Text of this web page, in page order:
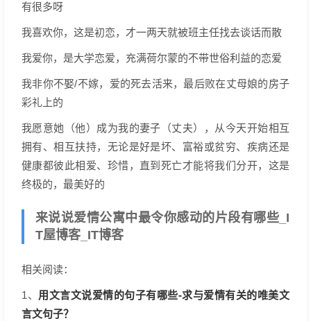
有很多呀
我喜欢你，这是初恋，才一两天就被班主任找去谈话而散
我爱你，是大学恋爱，充满荷尔蒙的不带世俗利益的恋爱
我非你不娶/不嫁，爱的死去活来，最后败在丈母娘的房子
彩礼上的
我愿意她（他）成为我的妻子（丈夫），从今天开始相互
拥有、相互扶持，无论是好是坏、富裕或贫穷、疾病还是
健康都彼此相爱、珍惜，直到死亡才能将我们分开，这是
终极的，最美好的
来说说爱情公寓中最令你感动的片段有哪些_I
T屋博客_IT博客
相关阅读：
1、 用文言文说爱情的句子有哪些-求与爱情有关的唯美文
言文句子？